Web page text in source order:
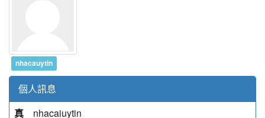
nhacauytin
個人訊息
真
nhacaiuytin